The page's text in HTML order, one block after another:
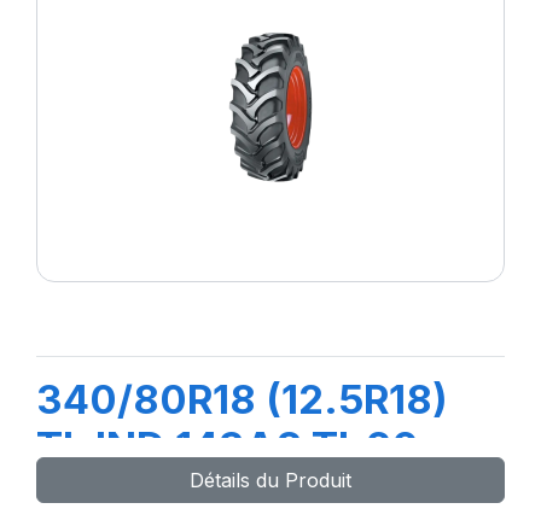
340/80R18 (12.5R18)
TL IND 143A8 TI-20
Détails du Produit